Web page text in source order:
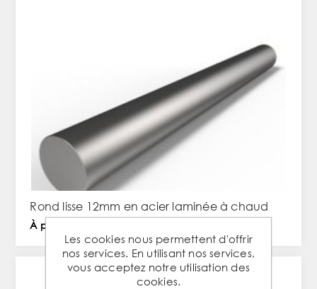
Rond lisse 12mm en acier laminée à chaud
À partir de 1,97 € TTC / PC
Les cookies nous permettent d'offrir
nos services. En utilisant nos services,
vous acceptez notre utilisation des
cookies.